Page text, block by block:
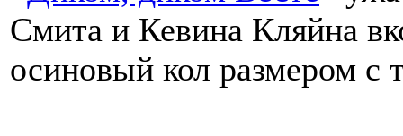
Смита и Кевина Кляйна
осиновый кол размером с